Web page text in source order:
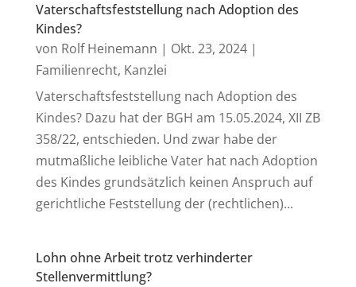
Vaterschaftsfeststellung nach Adoption des
Kindes?
von Rolf Heinemann | Okt. 23, 2024|
Familienrecht, Kanzlei
Vaterschaftsfeststellung nach Adoption des
Kindes? Dazu hat der BGH am 15.05.2024, XII ZB
358/22, entschieden. Und zwar habe der
mutmaßliche leibliche Vater hat nach Adoption
des Kindes grundsätzlich keinen Anspruch auf
gerichtliche Feststellung der (rechtlichen)...
Lohn ohne Arbeit trotz verhinderter
Stellenvermittlung?